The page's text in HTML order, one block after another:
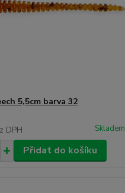
5,5cm barva 32
DPH Skladem
Přidat do košíku